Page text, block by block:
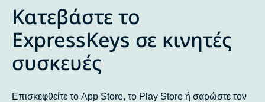
Κατεβάστε το
ExpressKeys σε κινητές
συσκευές
Επισκεφθείτε το App Store, το Play Store ή σαρώστε τον